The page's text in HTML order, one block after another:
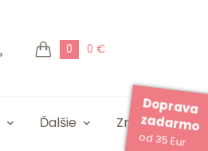
0 0 €
Doprava
zadarmo
od 35 Eur
Ďalšie Značky